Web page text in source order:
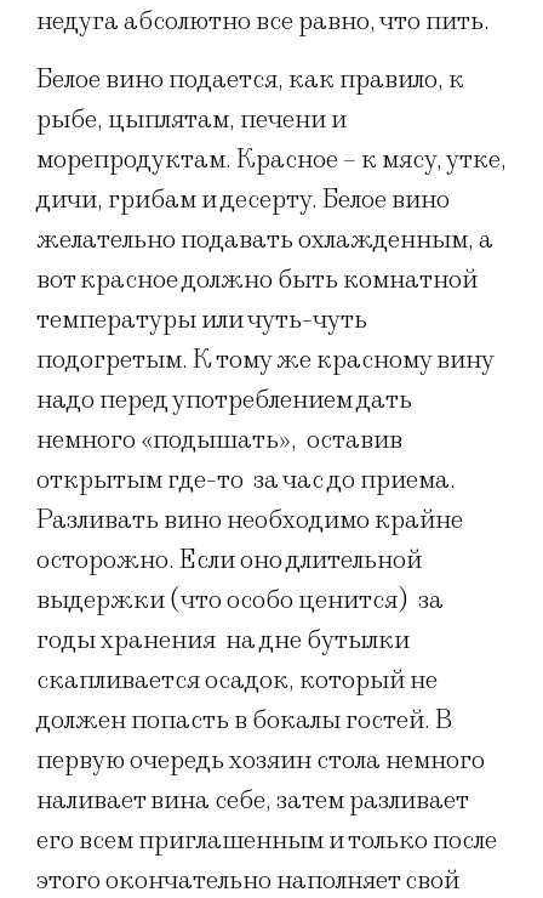
недуга абсолютно все равно, что пить.
Белое вино подается, как правило, к
рыбе, цыплятам, печени и
морепродуктам. Красное – к мясу, утке,
дичи, грибам и десерту. Белое вино
желательно подавать охлажденным, а
вот красное должно быть комнатной
температуры или чуть-чуть
подогретым. К тому же красному вину
надо перед употреблением дать
немного «подышать», оставив
открытым где-то за час до приема.
Разливать вино необходимо крайне
осторожно. Если оно длительной
выдержки (что особо ценится) за
годы хранения на дне бутылки
скапливается осадок, который не
должен попасть в бокалы гостей. В
первую очередь хозяин стола немного
наливает вина себе, затем разливает
его всем приглашенным и только после
этого окончательно наполняет свой